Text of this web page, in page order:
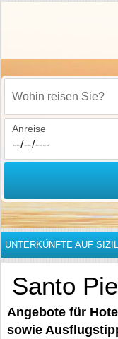
Wohin reisen Sie?
Anreise
UNTERKÜNFTE AUF
Santo
Angebote für
sowie